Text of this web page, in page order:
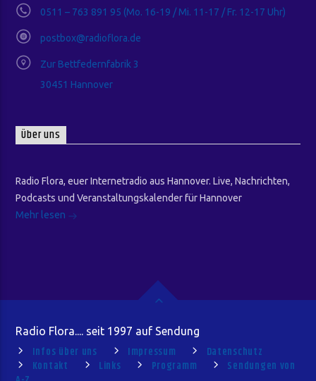
0511 – 763 891 95 (Mo. 16-19 / Mi. 11-17 / Fr. 12-17 Uhr)
postbox@radioflora.de
Zur Bettfedernfabrik 3
30451 Hannover
Über uns
Radio Flora, euer Internetradio aus Hannover. Live, Nachrichten,
Podcasts und Veranstaltungskalender für Hannover
Mehr lesen
Radio Flora.... seit 1997 auf Sendung
Infos über uns Impressum
Datenschutz
Kontakt
Links Programm
Sendungen von